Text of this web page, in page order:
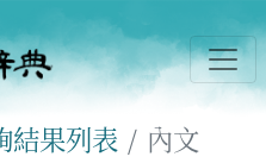
結果列表 內文